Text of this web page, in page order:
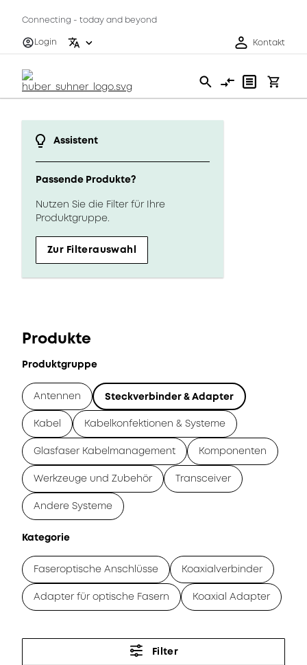
Connecting - today and beyond
Login
Kontakt
Assistent
Passende Produkte?
Nutzen Sie die Filter für Ihre
Produktgruppe.
Zur Filterauswahl
Produkte
Produktgruppe
Antennen Steckverbinder & Adapter
Kabel Kabelkonfektionen & Systeme
Glasfaser Kabelmanagement Komponenten
Werkzeuge und Zubehör Transceiver
Andere Systeme
Kategorie
Faseroptische Anschlüsse Koaxialverbinder
Adapter für optische Fasern Koaxial Adapter
Filter